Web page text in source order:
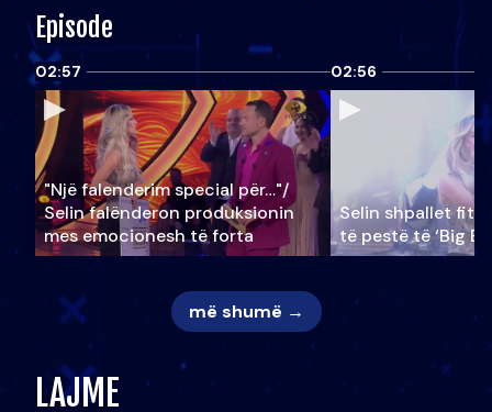
Episode
02:57
"Një falenderim special për…"/
Selin falënderon produksionin
mes emocionesh të forta
02:56
Selin shpallet
të pestë të ‘Big
më shumë →
LAJME